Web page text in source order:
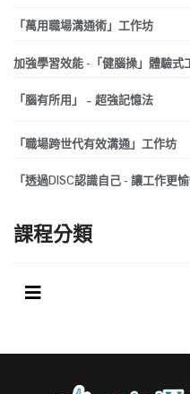
「萬用職場溝通術」工作坊
加強學習效能 -「健腦操」體驗式
「腦有所用」 – 超強記憶法
「職場跨世代有效溝通」工作坊
「透過DISC認識自己 - 讓工作更
課程分類